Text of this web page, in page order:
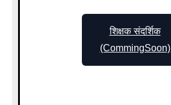
शिक्षक संदर्शिक
(CommingSoon)